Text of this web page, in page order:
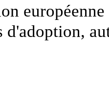
d'adoption,